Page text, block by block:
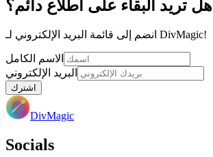
هل تريد البقاء على اطلاع دائم؟
انضم إلى قائمة البريد الإلكتروني لـ DivMagic!
الاسم الكامل
البريد الإلكتروني
اشترك
DivMagic
Socials